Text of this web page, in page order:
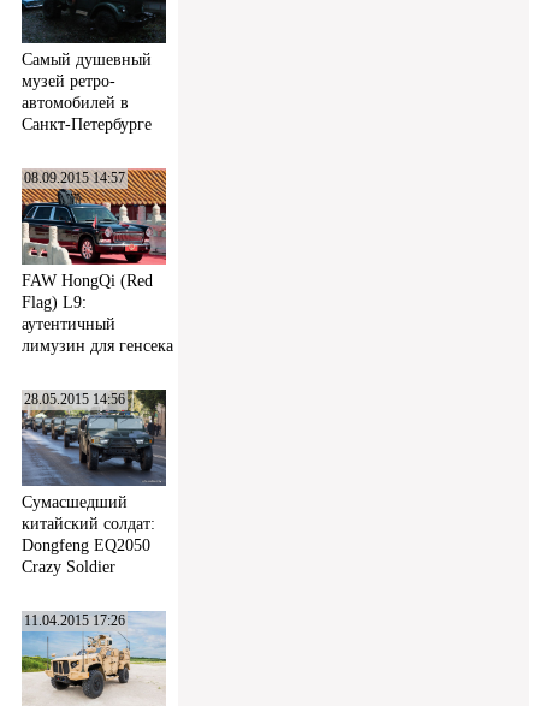
Самый душевный
музей ретро-
автомобилей в
Санкт-Петербурге
08.09.2015 14:57
FAW HongQi (Red
Flag) L9:
аутентичный
лимузин для генсека
28.05.2015 14:56
Сумасшедший
китайский солдат:
Dongfeng EQ2050
Crazy Soldier
11.04.2015 17:26